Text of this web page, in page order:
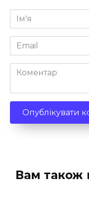
Ім'я
*
Email
*
Коментар
Вам також